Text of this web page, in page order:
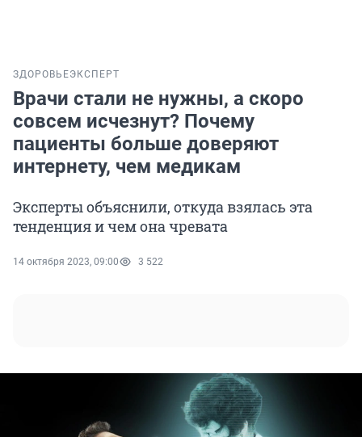
ЗДОРОВЬЕЭКСПЕРТ
Врачи стали не нужны, а скоро
совсем исчезнут? Почему
пациенты больше доверяют
интернету, чем медикам
Эксперты объяснили, откуда взялась эта
тенденция и чем она чревата
14 октября 2023, 09:00 3 522